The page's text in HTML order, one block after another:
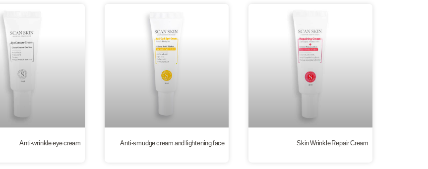
Skin Wrinkle Repair Cream
Anti-smudge cream and lightening face
Anti-wrinkle eye cream